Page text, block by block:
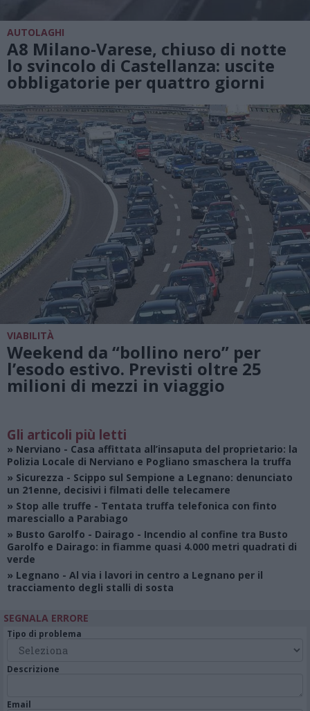
AUTOLAGHI
A8 Milano-Varese, chiuso di notte
lo svincolo di Castellanza: uscite
obbligatorie per quattro giorni
VIABILITÀ
Weekend da “bollino nero” per
l’esodo estivo. Previsti oltre 25
milioni di mezzi in viaggio
Gli articoli più letti
» Nerviano - Casa affittata all’insaputa del proprietario: la
Polizia Locale di Nerviano e Pogliano smaschera la truffa
» Sicurezza - Scippo sul Sempione a Legnano: denunciato
un 21enne, decisivi i filmati delle telecamere
» Stop alle truffe - Tentata truffa telefonica con finto
maresciallo a Parabiago
» Busto Garolfo - Dairago - Incendio al confine tra Busto
Garolfo e Dairago: in fiamme quasi 4.000 metri quadrati di
verde
» Legnano - Al via i lavori in centro a Legnano per il
tracciamento degli stalli di sosta
SEGNALA ERRORE
Tipo di problema
Descrizione
Email